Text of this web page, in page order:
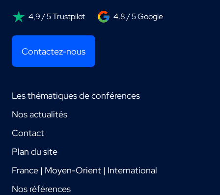
4,9 / 5 Trustpilot 4.8 / 5 Google
Contactez-nous
Les thématiques de conférences
Nos actualités
Contact
Plan du site
France | Moyen-Orient | International
Nos références